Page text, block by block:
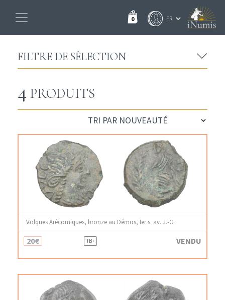
0
FILTRE DE SÉLECTION
4 PRODUITS
Volques Arécomiques, bronze au Démos, Ier s. av. J.-C.
20€ TB+ VENDU